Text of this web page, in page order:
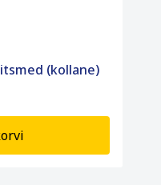
(kollane)